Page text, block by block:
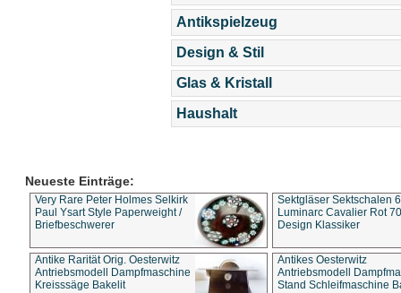
Antikspielzeug
Design & Stil
Glas & Kristall
Haushalt
Neueste Einträge:
Very Rare Peter Holmes Selkirk
Paul Ysart Style Paperweight /
Briefbeschwerer
Sektgläser Sektschalen
Luminarc Cavalier Rot
Design Klassiker
Antike Rarität Orig. Oesterwitz
Antriebsmodell Dampfmaschine
Kreisssäge Bakelit
Antikes Oesterwitz
Antriebsmodell
Stand Schleifmaschine